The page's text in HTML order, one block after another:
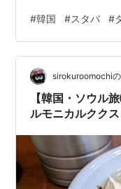
ックスコーヒー 北
スターバックス 韓
SAKURAシリーズ
るまゆです。 今年
や台湾のスタバ限
くて素敵で。 友人
#韓国 #スタバ #
sirokuroomochi
【韓国・ソウル
ルモニカルクク